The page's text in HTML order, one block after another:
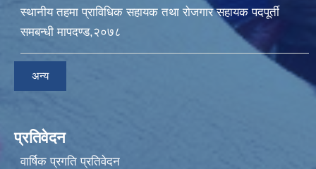
स्थानीय तहमा प्राविधिक सहायक तथा रोजगार सहायक पदपूर्ती
समबन्धी मापदण्ड,२०७८
अन्य
प्रतिवेदन
वार्षिक प्रगति प्रतिवेदन